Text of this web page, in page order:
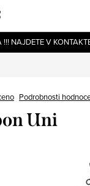
NAJDETE V
Podrobnosti
Uni